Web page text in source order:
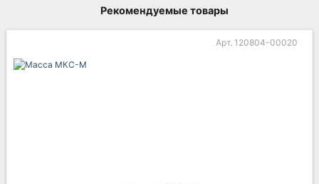
Рекомендуемые товары
Арт. 120804-00020